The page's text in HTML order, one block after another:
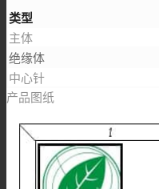
类型
主体
绝缘体
中心针
产品图纸